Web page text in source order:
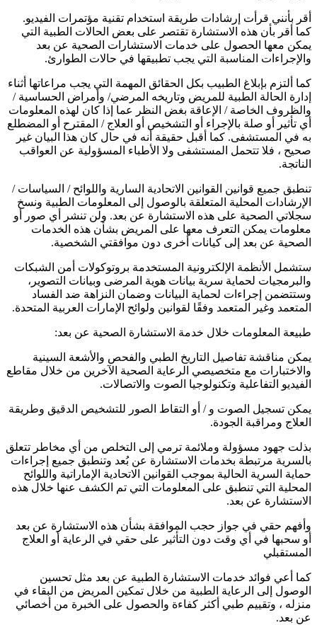
أقر بأنني قرأت إرشادات طريقة استخدام تقنية مؤتمرات الفيديو.
كما أقر بأن هذه الاستشارة تقتصر على بعض الحالات الطبية التي
يمكن معها الحصول على خدمات الاستشارات الصحية عن بعد
والإجراءات المناسبة التي يجب تطبيقها في حالات الطوارئ.
كما ألتزم بإبلاغ الطبيب بكل الحقائق المهمة التي يجب مراعاتها أثناء
إدارة الحالة الطبية للمريض وتاريخه المرضي/ وأمراض الحساسية /
والظروف الخاصة / الإعاقة بغض النظر عما إذا كان لهذه المعلومات
أي تأثير أو صلة بالإجراء أو التشخيص أو العلاج / المقترح أو المضطلع
به في المستشفى. كما أقبل حقيقة أنه في حال كان هذا البيان غير
صحيح ، فلا تتحمل المستشفى ولا الأطباء المسؤولية عن العواقب
الناتجة.
تنطبق جميع قوانين القوانين الاتحادية السارية واللوائح / السياسات /
الإرشادات المحلية المتعلقة بالوصول إلى المعلومات الطبية ونسخ
سجلاتي الصحية على هذه الاستشارة عن بعد. ولن تنشر أي صور أو
معلومات يمكن التعرف معها على المريض بشأن هذه الخدمات
الصحية عن بعد إلى كيانات أخرى دون موافقتي الشخصية.
ستشمل الأنظمة الإلكترونية المستخدمة بروتوكولات أمن الشبكات
والبرمجيات لحماية سرية بيانات هوية المرضى وبيانات التصوير،
وستتضمن إجراءات لحماية البيانات وضمان النزاهة ضد الفساد
المتعمد وغير المتعمد وفقًا لقوانين ولوائح الإمارات العربية المتحدة.
طبيعة المعلومات خلال خدمة الاستشارة الصحية عن بعد:
يمكن مناقشة تفاصيل التاريخ الطبي والفحص والأشعة السينية
والاختبارات مع متخصيصي الرعاية الصحية الآخرين من خلال مقاطع
الفيديو التفاعلية وتكنولوجيا الصوت والاتصالات.
يمكن تسجيل الصوت و / أو التقاط الصور للتشخيص الدقيق وطريقة
العلاج ومراقبة الجودة.
بذلت جهود مسؤولة وملائمة ترمي إلى التخلص من أي مخاطر تتعلق
بالسرية مرتبطة بخدمات الاستشارة عن بُعد وتنطبق جميع إجراءات
حماية السرية الحالية بموجب القوانين الاتحادية الإماراتية واللوائح
المحلية التي تنطبق على المعلومات التي تم الكشف عنها خلال هذه
الاستشارة عن بعد.
وأفهم حقي في جواز حجب الموافقة بشأن هذه الاستشارة عن بعد
أو سحبها في أي وقت دون التأثير على حقي في الرعاية أو العلاج
المستقبلي
كما أعي فوائد خدمات الاستشارة الطبية عن بعد مثل تحسين
الوصول إلى الرعاية الطبية من خلال تمكين المريض من البقاء في
منزله ، وتقييم طبي أكثر كفاءة والحصول على الخبرة من أخصائي
عن بعد.